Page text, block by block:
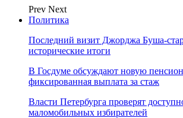
Prev Next
Политика
Последний визит Джорджа Буша-
исторические итоги
В Госдуме обсуждают новую
фиксированная выплата за стаж
Власти Петербурга проверят
маломобильных избирателей